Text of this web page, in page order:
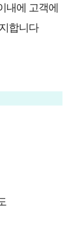
내에 고객에
합니다